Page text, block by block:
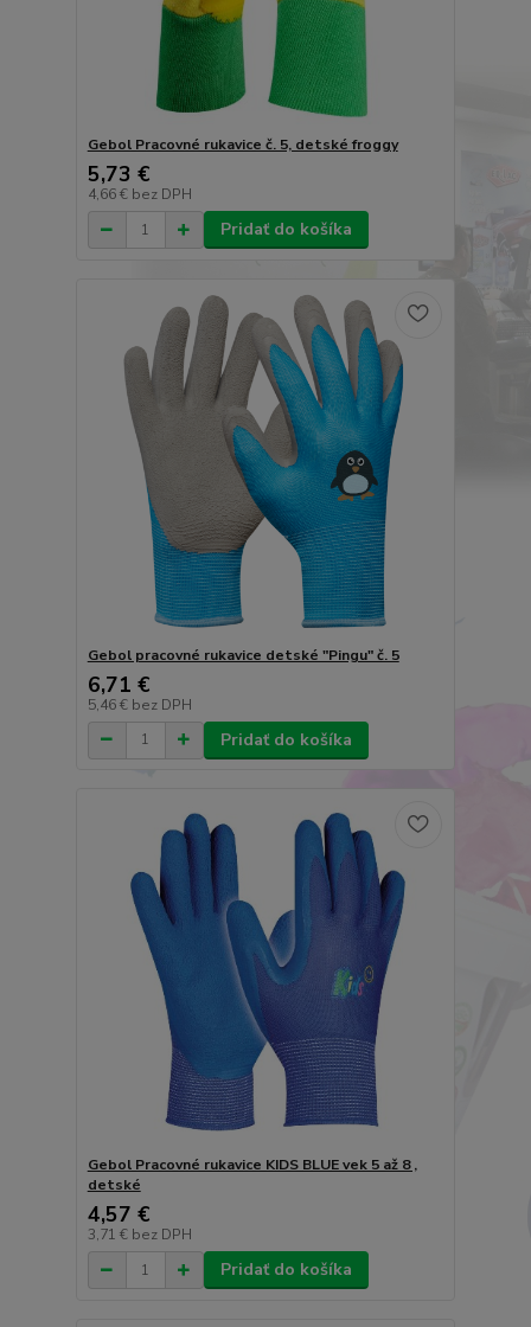
Gebol Pracovné rukavice č. 5, detské froggy
5,73 €
4,66 € bez DPH
Pridať do košíka
Gebol pracovné rukavice detské "Pingu" č. 5
6,71 €
5,46 € bez DPH
Pridať do košíka
Gebol Pracovné rukavice KIDS BLUE vek 5 až 8 ,
detské
4,57 €
3,71 € bez DPH
Pridať do košíka